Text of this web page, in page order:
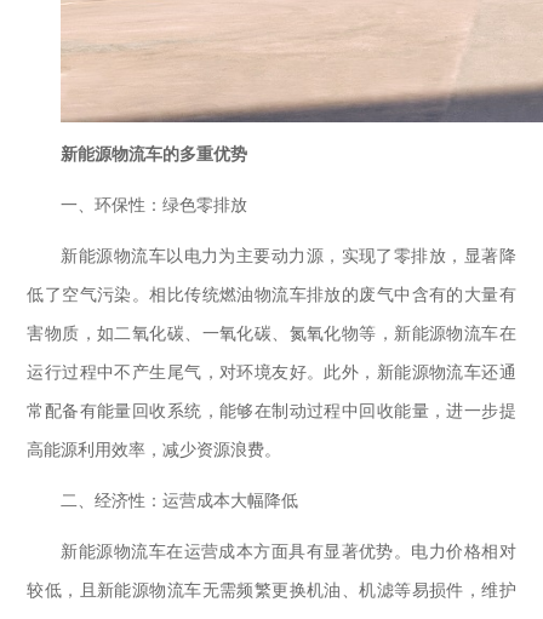
新能源物流车的多重优势
一、环保性：绿色零排放
新能源物流车以电力为主要动力源，实现了零排放，显著降
低了空气污染。相比传统燃油物流车排放的废气中含有的大量有
害物质，如二氧化碳、一氧化碳、氮氧化物等，新能源物流车在
运行过程中不产生尾气，对环境友好。此外，新能源物流车还通
常配备有能量回收系统，能够在制动过程中回收能量，进一步提
高能源利用效率，减少资源浪费。
二、经济性：运营成本大幅降低
新能源物流车在运营成本方面具有显著优势。电力价格相对
较低，且新能源物流车无需频繁更换机油、机滤等易损件，维护